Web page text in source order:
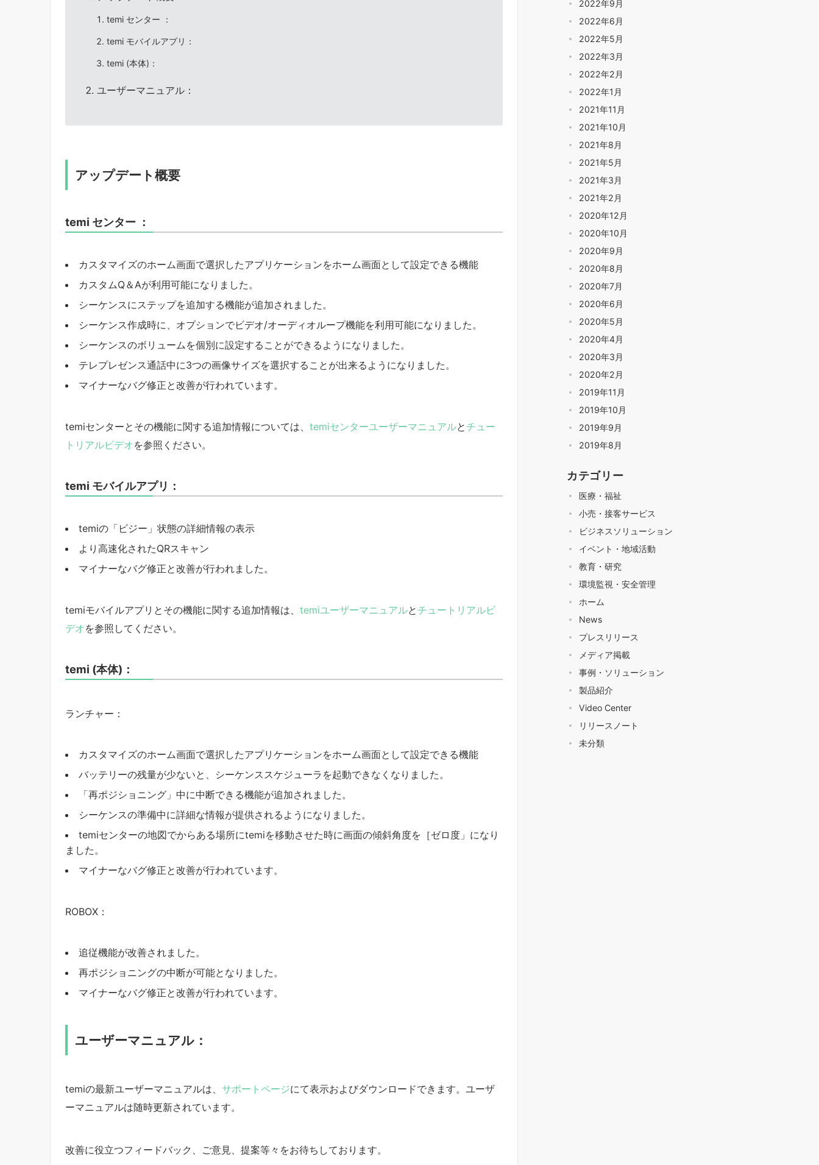
temi センター ：
temi モバイルアプリ：
temi (本体)：
ユーザーマニュアル：
アップデート概要
temi センター ：
カスタマイズのホーム画面で選択したアプリケーションをホーム画面として設定できる機能
カスタムQ＆Aが利用可能になりました。
シーケンスにステップを追加する機能が追加されました。
シーケンス作成時に、オプションでビデオ/オーディオループ機能を利用可能になりました。
シーケンスのボリュームを個別に設定することができるようになりました。
テレプレゼンス通話中に3つの画像サイズを選択することが出来るようになりました。
マイナーなバグ修正と改善が行われています。
temiセンターとその機能に関する追加情報については、 temiセンターユーザーマニュアルと チュー
トリアルビデオ を参照ください。
temi モバイルアプリ：
temiの「ビジー」状態の詳細情報の表示
より高速化されたQRスキャン
マイナーなバグ修正と改善が行われました。
temiモバイルアプリとその機能に関する追加情報は、 temiユーザーマニュアルと チュートリアルビ
デオ を参照してください。
temi (本体)：
ランチャー：
カスタマイズのホーム画面で選択したアプリケーションをホーム画面として設定できる機能
バッテリーの残量が少ないと、シーケンススケジューラを起動できなくなりました。
「再ポジショニング」中に中断できる機能が追加されました。
シーケンスの準備中に詳細な情報が提供されるようになりました。
temiセンターの地図でからある場所にtemiを移動させた時に画面の傾斜角度を［ゼロ度」になり
ました。
マイナーなバグ修正と改善が行われています。
ROBOX：
追従機能が改善されました。
再ポジショニングの中断が可能となりました。
マイナーなバグ修正と改善が行われています。
ユーザーマニュアル：
temiの最新ユーザーマニュアルは、 サポートページにて表示およびダウンロードできます。ユーザ
ーマニュアルは随時更新されています。
改善に役立つフィードバック、ご意見、提案等々をお待ちしております。
2022年9月
2022年6月
2022年5月
2022年3月
2022年2月
2022年1月
2021年11月
2021年10月
2021年8月
2021年5月
2021年3月
2021年2月
2020年12月
2020年10月
2020年9月
2020年8月
2020年7月
2020年6月
2020年5月
2020年4月
2020年3月
2020年2月
2019年11月
2019年10月
2019年9月
2019年8月
カテゴリー
医療・福祉
小売・接客サービス
ビジネスソリューション
イベント・地域活動
教育・研究
環境監視・安全管理
ホーム
News
プレスリリース
メディア掲載
事例・ソリューション
製品紹介
Video Center
リリースノート
未分類